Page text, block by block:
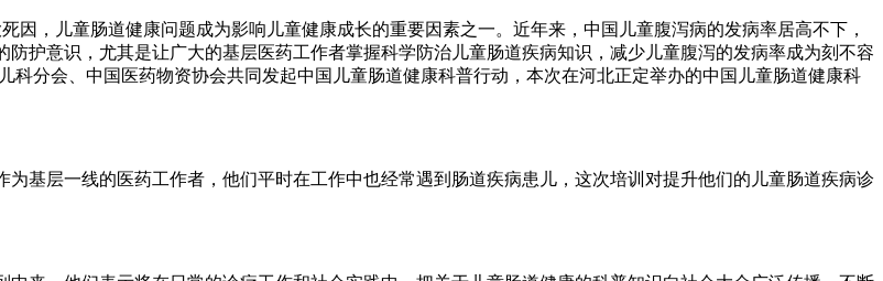
，儿童肠道健康问题成为影响儿童健康成长的重要因素之一。近年来，中国儿童腹泻病的发病率居高不下，
护意识，尤其是让广大的基层医药工作者掌握科学防治儿童肠道疾病知识，减少儿童腹泻的发病率成为刻不容
科分会、中国医药物资协会共同发起中国儿童肠道健康科普行动，本次在河北正定举办的中国儿童肠道健康科
基层一线的医药工作者，他们平时在工作中也经常遇到肠道疾病患儿，这次培训对提升他们的儿童肠道疾病诊